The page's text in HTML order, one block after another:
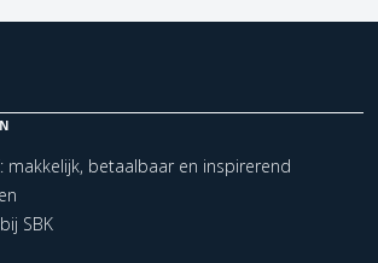
makkelijk, betaalbaar en inspirerend
SBK